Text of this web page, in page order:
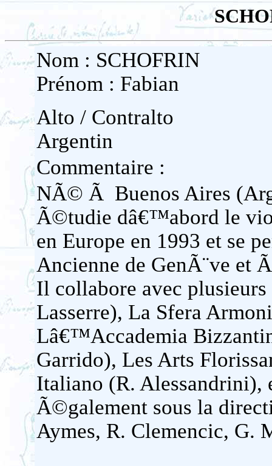
Nom : SCHOFRIN
Prénom : Fabian
Alto / Contralto
Argentin
Commentaire :
NÃ© Ã Buenos Aires
Ã©tudie dâ€™abord le
en Europe en 1993 et se
Ancienne de GenÃ¨ve et
Il collabore avec plusieurs
Lasserre), La Sfera
Lâ€™Accademia
Garrido), Les Arts
Italiano (R. Alessandrini),
Ã©galement sous la
Aymes, R. Clemencic, G.